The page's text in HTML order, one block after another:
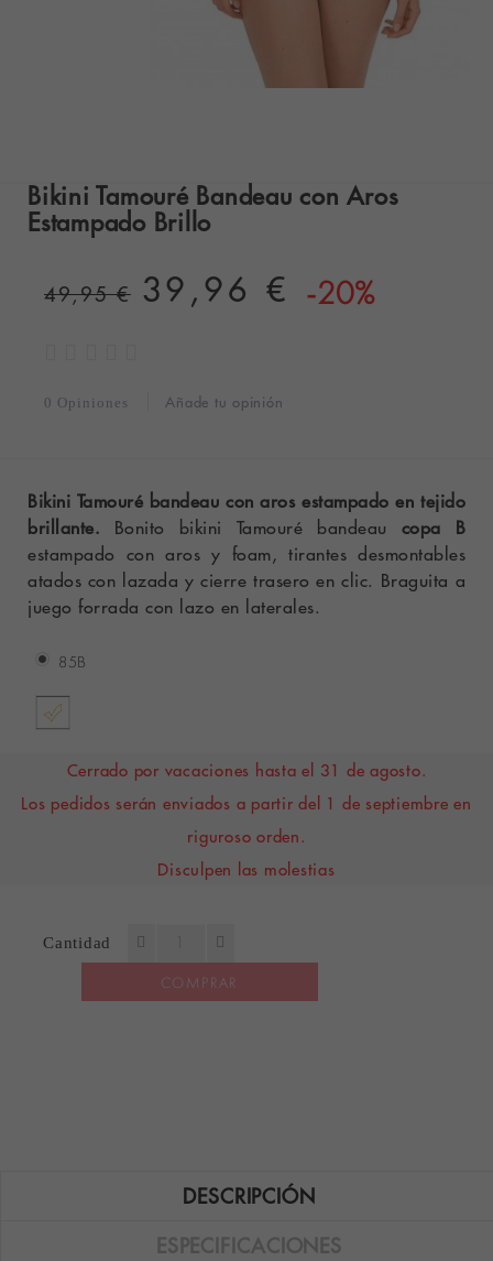
Bikini Tamouré Bandeau con Aros
Estampado Brillo
49,95 € 39,96 € -20%
0 Opiniones Añade tu opinión
Bikini Tamouré bandeau con aros estampado en tejido
brillante. Bonito bikini Tamouré bandeau copa B
estampado con aros y foam, tirantes desmontables
atados con lazada y cierre trasero en clic. Braguita a
juego forrada con lazo en laterales.
85B
Cerrado por vacaciones hasta el 31 de agosto.
Los pedidos serán enviados a partir del 1 de septiembre en
riguroso orden.
Disculpen las molestias
Cantidad
COMPRAR
DESCRIPCIÓN
ESPECIFICACIONES